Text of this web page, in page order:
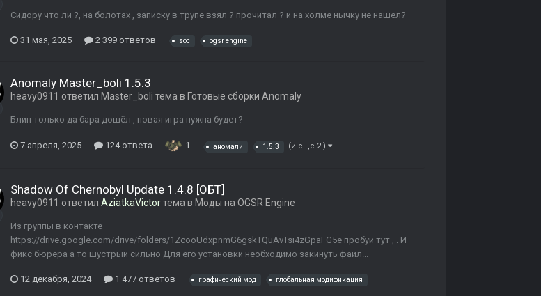
Сидору что ли ?, на болотах , записку в трупе взял ? прочитал ? и на холме нычку не нашел?
31 мая, 2025 2 399 ответов soc ogsr engine
Anomaly Master_boli 1.5.3
heavy0911 ответил Master_boli тема в Готовые сборки Anomaly
Блин только да бара дошёл , новая игра нужна будет?
7 апреля, 2025 124 ответа 1 аномали 1.5.3 (и ещё 2 )
Shadow Of Chernobyl Update 1.4.8 [ОБТ]
heavy0911 ответил AziatkaVictorтема в Моды на OGSR Engine
Из группы в контакте
https://drive.google.com/drive/folders/1ZcooUdxpnmG6gskTQuAvTsi4zGpaFG5e пробуй тут , . И
фикс бюрера а то шустрый сильно Для его установки необходимо закинуть файл...
12 декабря, 2024 1 477 ответов графический мод глобальная модификация